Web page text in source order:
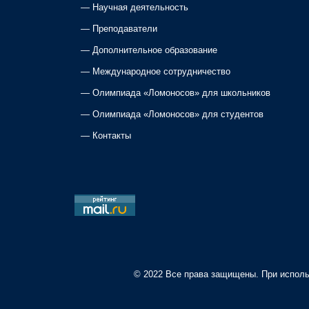
a
v
i
g
a
i
— Научная деятельность
— Преподаватели
— Дополнительное образование
— Международное сотрудничество
— Олимпиада «Ломоносов» для школьников
— Олимпиада «Ломоносов» для студентов
— Контакты
© 2022 Все права защищены. При